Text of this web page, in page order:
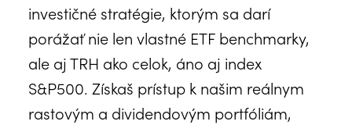
investičné stratégie, ktorým sa darí
porážať nie len vlastné ETF benchmarky,
ale aj TRH ako celok, áno aj index
S&P500. Získaš prístup k našim reálnym
rastovým a dividendovým portfóliám,